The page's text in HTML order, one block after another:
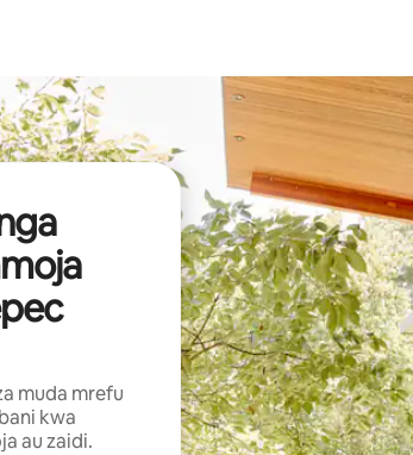
muda mrefu
kwa
au zaidi.